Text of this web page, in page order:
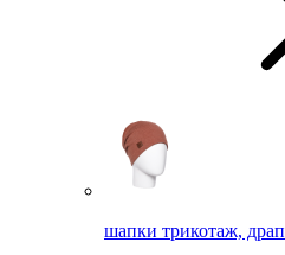
шапки трикотаж, драп